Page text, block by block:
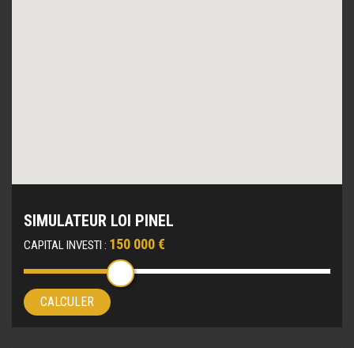
SIMULATEUR LOI PINEL
CAPITAL INVESTI : 150 000 €
CALCULER